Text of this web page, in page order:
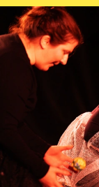
Partner*innen
20 Jahre
Karten +
Anfahrt
Vermietung
Café